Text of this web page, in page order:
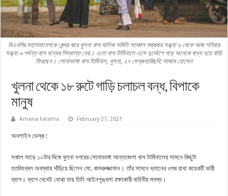
বিএনপির মহাসমাবেশকে কেন্দ্র করে খুলনা বাস মালিক সমিতি গতকাল শুক্রবার সন্ধ্যা ৬ থেকে আজ শনিবার
সন্ধ্যা ৬ পর্যন্ত বাস বন্ধের সিদ্ধান্ত নেয়। এতে বাস টার্মিনালে এসে দুর্ভোগে পড়ে অনেকে বাধ্য হয়ে বাড়ি
ফিরছেন। সোনাডাঙ্গা বাস টার্মিনাল, খুলনা, ২৭ ফেব্রুয়ারিছবি: সাদ্দাম হোসেন
খুলনা থেকে ১৮ রুটে গাড়ি চলাচল বন্ধ, বিপাকে
মানুষ
Amena Fatema February 27, 2021
অনলাইন ডেস্ক :
সকাল সাড়ে ১০টার দিকে খুলনা নগরের সোনাডাঙ্গা আন্তজেলা বাস টার্মিনালের সামনে কিছুটা
হতবিহব্বল অবস্থায় দাঁড়িয়ে ছিলেন মো. কামরুজ্জামান। তাঁর সামনে ভ্যানের ওপর রাখা কয়েকটি ভারী
ব্যাগ। ব্যাগ দেখেই বোঝা যায় তিনি আইনশৃঙ্খলা রক্ষাকারী বাহিনীর সদস্য।